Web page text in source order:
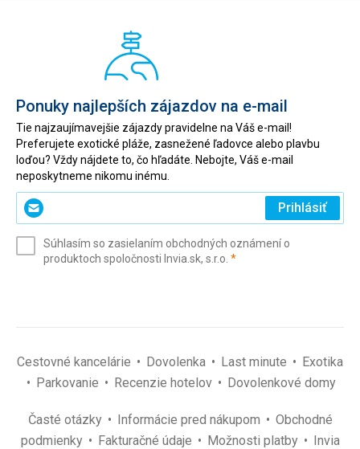
Ponuky najlepších zájazdov na e-mail
Tie najzaujímavejšie zájazdy pravidelne na Váš e-mail!
Preferujete exotické pláže, zasnežené ľadovce alebo plavbu
loďou? Vždy nájdete to, čo hľadáte. Nebojte, Váš e-mail
neposkytneme nikomu inému.
Zadajte
svoj
(povinné)
Prihlásiť
Súhlasím so zasielaním obchodných oznámení o
produktoch spoločnosti Invia.sk, s.r.o. *(povinné)
Cestovné kancelárie Dovolenka Last minute
Exotika
Parkovanie
Recenzie hotelov Dovolenkové domy
Časté otázky Informácie pred nákupom
Obchodné
podmienky
Fakturačné údaje Možnosti platby
Invia